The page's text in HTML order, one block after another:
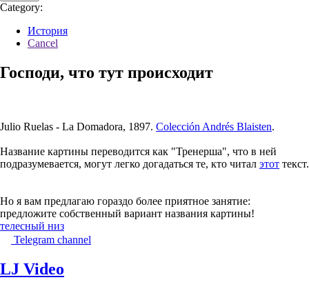
Category:
История
Cancel
Господи, что тут происходит
Julio Ruelas - La Domadora, 1897. Colección Andrés Blaisten.
Название картины переводится как "Тренерша", что в ней
подразумевается, могут легко догадаться те, кто читал этот текст.
Но я вам предлагаю гораздо более приятное занятие:
предложите собственный вариант названия картины!
телесный низ
Telegram channel
LJ Video